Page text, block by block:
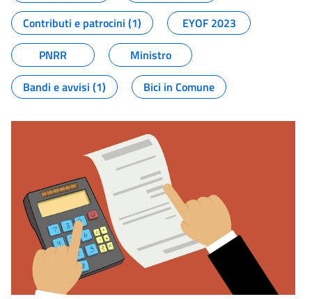
Contributi e patrocini (1)
EYOF 2023
PNRR
Ministro
Bandi e avvisi (1)
Bici in Comune